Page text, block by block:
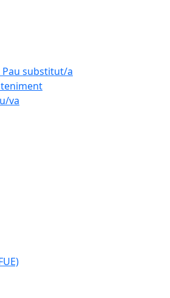
Pau substitut/a
va